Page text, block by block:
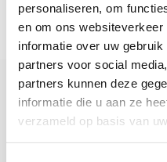
personaliseren, om
en om ons
informatie over uw
partners voor social
partners kunnen deze
informatie die u aan ze
verzameld op basis van
2 maart 2018